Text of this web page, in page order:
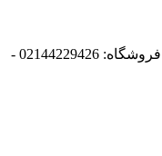
کارگاه:02155280986 دفتر:02144265579 فروشگاه: 02144229426 -